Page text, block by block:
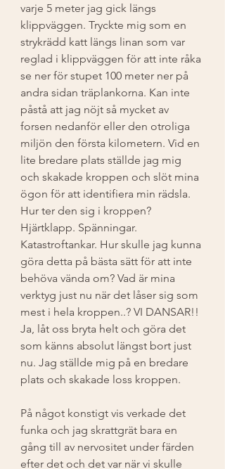
varje 5 meter jag gick längs
klippväggen. Tryckte mig som en
strykrädd katt längs linan som var
reglad i klippväggen för att inte råka
se ner för stupet 100 meter ner på
andra sidan träplankorna. Kan inte
påstå att jag nöjt så mycket av
forsen nedanför eller den otroliga
miljön den första kilometern. Vid en
lite bredare plats ställde jag mig
och skakade kroppen och slöt mina
ögon för att identifiera min rädsla.
Hur ter den sig i kroppen?
Hjärtklapp. Spänningar.
Katastroftankar. Hur skulle jag kunna
göra detta på bästa sätt för att inte
behöva vända om? Vad är mina
verktyg just nu när det låser sig som
mest i hela kroppen..? VI DANSAR!!
Ja, låt oss bryta helt och göra det
som känns absolut längst bort just
nu. Jag ställde mig på en bredare
plats och skakade loss kroppen.
På något konstigt vis verkade det
funka och jag skrattgrät bara en
gång till av nervositet under färden
efter det och det var när vi skulle